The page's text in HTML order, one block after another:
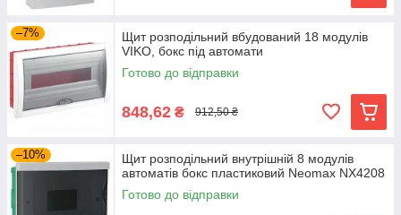
–7%
Щит розподільний вбудований 18 модулів
VIKO, бокс під автомати
Готово до відправки
848,62 ₴ 912,50 ₴
–10%
Щит розподільний внутрішній 8 модулів
автоматів бокс пластиковий Neomax NX4208
Готово до відправки